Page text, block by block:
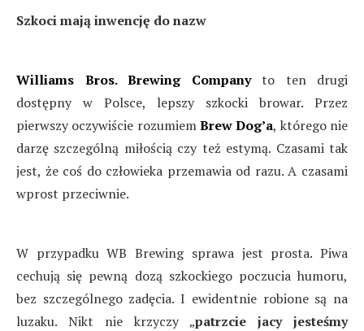
Szkoci mają inwencję do nazw
Williams Bros. Brewing Companyto ten drugi
dostępny w Polsce, lepszy szkocki browar. Przez
pierwszy oczywiście rozumiemBrew Dog’a, którego nie
darzę szczególną miłością czy też estymą. Czasami tak
jest, że coś do człowieka przemawia od razu. A czasami
wprost przeciwnie.
W przypadku WB Brewing sprawa jest prosta. Piwa
cechują się pewną dozą szkockiego poczucia humoru,
bez szczególnego zadęcia. I ewidentnie robione są na
luzaku. Nikt nie krzyczy „patrzcie jacy jesteśmy